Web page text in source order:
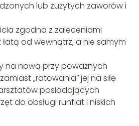
lub zużytych zaworów i
zgodna z zaleceniami
od wewnątrz, a nie samym
na nową przy poważnych
„ratowania” jej na siłę
posiadających
do obsługi runflat i niskich